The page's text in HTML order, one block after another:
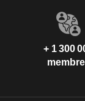
+ 1 300